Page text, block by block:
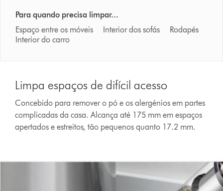
Para quando precisa limpar...
Espaço entre os móveis Interior dos sofás Rodapés
Interior do carro
Limpa espaços de difícil acesso
Concebido para remover o pó e os alergénios em partes
complicadas da casa. Alcança até 175 mm em espaços
apertados e estreitos, tão pequenos quanto 17.2 mm.